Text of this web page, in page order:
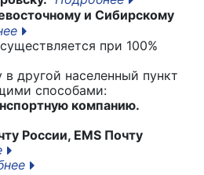
и Сибирскому
при 100%
другой населенный пункт
способами:
компанию.
России, EMS Почту